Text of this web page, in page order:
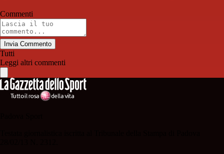
Commenti
Invia Commento
Tutti
Leggi altri commenti